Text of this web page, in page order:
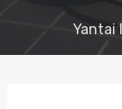
Yantai